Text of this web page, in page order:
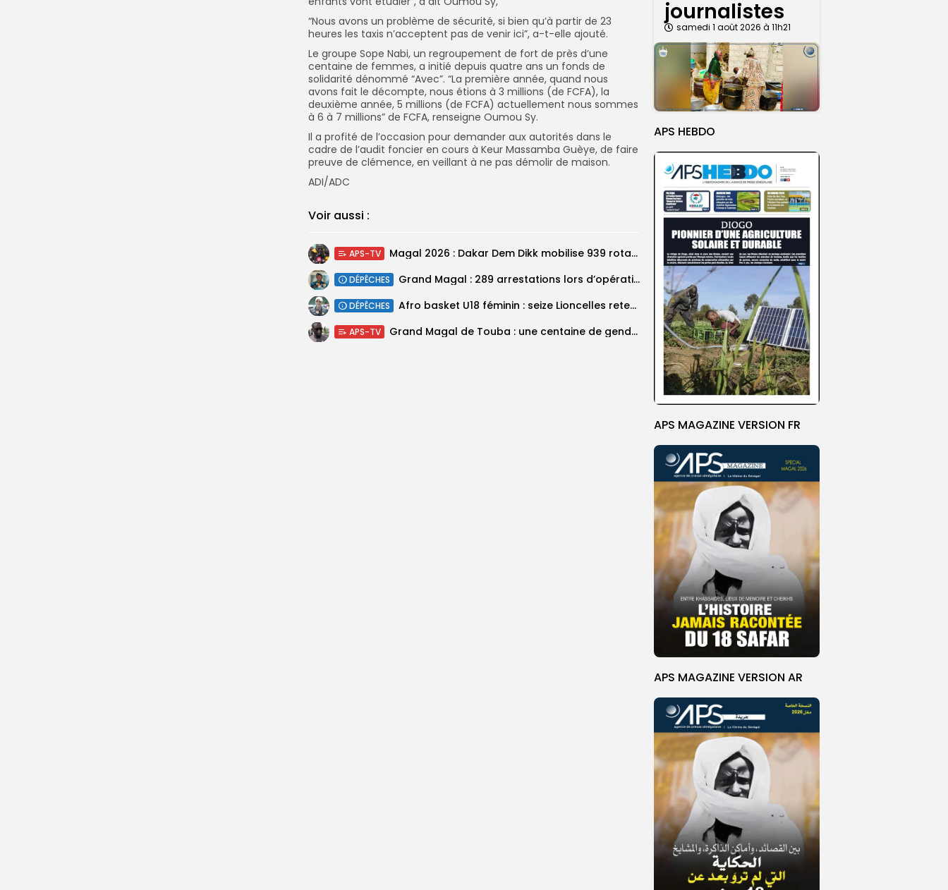
journalistes
samedi 1 août 2026 à 11h21
APS HEBDO
APS MAGAZINE VERSION FR
APS MAGAZINE VERSION AR
“Nous avons un problème de sécurité, si bien qu’à partir de 23
heures les taxis n’acceptent pas de venir ici”, a-t-elle ajouté.
Le groupe Sope Nabi, un regroupement de fort de près d’une
centaine de femmes, a initié depuis quatre ans un fonds de
solidarité dénommé “Avec”. “La première année, quand nous
avons fait le décompte, nous étions à 3 millions (de FCFA), la
deuxième année, 5 millions (de FCFA) actuellement nous sommes
à 6 à 7 millions” de FCFA, renseigne Oumou Sy.
Il a profité de l’occasion pour demander aux autorités dans le
cadre de l’audit foncier en cours à Keur Massamba Guèye, de faire
preuve de clémence, en veillant à ne pas démolir de maison.
ADI/ADC
Voir aussi :
APS-TV Magal 2026 : Dakar Dem Dikk mobilise 939 rotations et transporte près...
DÉPÊCHES Grand Magal : 289 arrestations lors d’opérations préventives de sécurisation
DÉPÊCHES ‎Afro basket U18 féminin : seize Lioncelles retenues pour l’étape finale de...
APS-TV Grand Magal de Touba : une centaine de gendarmes mobilisés sur les...